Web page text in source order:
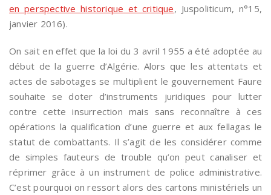
en perspective historique et critique, Juspoliticum, n°15,
janvier 2016).
On sait en effet que la loi du 3 avril 1955 a été adoptée au
début de la guerre d’Algérie. Alors que les attentats et
actes de sabotages se multiplient le gouvernement Faure
souhaite se doter d’instruments juridiques pour lutter
contre cette insurrection mais sans reconnaître à ces
opérations la qualification d’une guerre et aux fellagas le
statut de combattants. Il s’agit de les considérer comme
de simples fauteurs de trouble qu’on peut canaliser et
réprimer grâce à un instrument de police administrative.
C’est pourquoi on ressort alors des cartons ministériels un